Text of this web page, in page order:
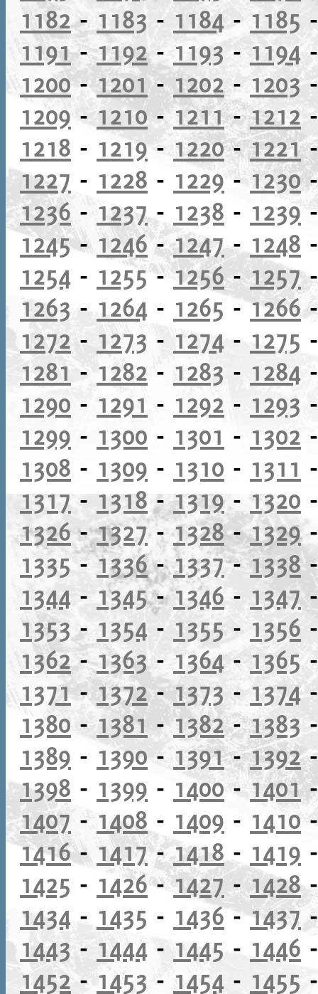
1182- 1183 - 1184 - 1185
1191-1192-1193-1194
1200-1201-1202 -1203
1209 - 1210-1211-1212
1218 - 1219- 1220-1221
1227 - 1228 - 1229-1230
1236 - 1237- 1238 - 1239
1245- 1246-1247- 1248
1254 - 1255-1256-1257
1263 - 1264 - 1265 -1266
1272- 1273 - 1274 - 1275
1281-1282 - 1283 - 1284
1290 - 1291 - 1292 - 1293
1299 - 1300 - 1301 - 1302
1308 - 1309 - 1310 - 1311
1317 - 1318 -1319- 1320
1326-1327-1328-1329
1335-1336-1337-1338
1344 - 1345-1346 - 1347
1353 - 1354 - 1355 - 1356
1362-1363- 1364- 1365
1371-1372-1373 -1374
1380 -1381 -1382-1383
1389 - 1390-1391-1392
1398 - 1399 - 1400-1401
1407- 1408 - 1409 - 1410
1416- 1417-1418 - 1419
1425 - 1426-1427- 1428
1434 - 1435 - 1436-1437
1443 - 1444 - 1445 - 1446
1452-1453 - 1454 - 1455